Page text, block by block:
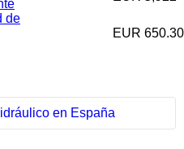
de
EUR 650.30
en España